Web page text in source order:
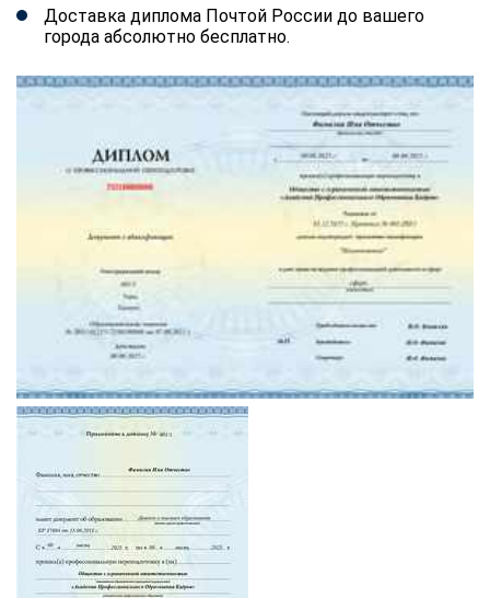
Доставка диплома Почтой России до вашего
города абсолютно бесплатно.